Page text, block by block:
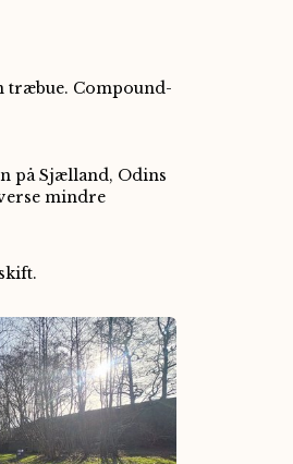
træbue. Compound-
på Sjælland, Odins
mindre